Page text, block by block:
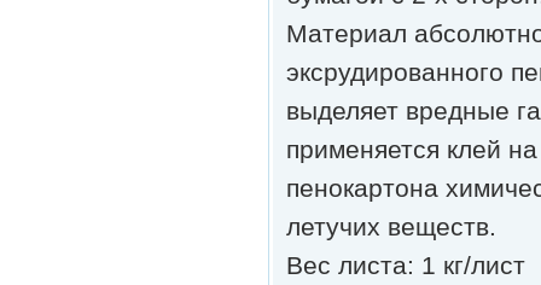
Материал
эксрудированного
выделяет вредные
применяется клей
пенокартона
летучих веществ.
Вес листа: 1 кг/лист